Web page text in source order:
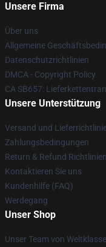
Unsere Firma
Über uns
Allgemeine
Datenschutzrichtlinien
DMCA - Copyright Policy
CA SB657:
Unsere Unterstützung
Versand und
Zahlungsbedingungen
Return & Refund Richtlinien
Kontaktieren Sie uns
Kundenhilfe (FAQ)
Werdegang
Unser Shop
Unser Team von